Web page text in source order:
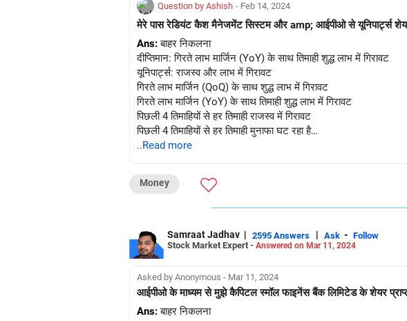
Question by Ashish - Feb 14, 2024
मेरे पास रेडियंट कैश मैनेजमेंट सिस्टम और amp; आईपीओ से यूनिपार्ट्स
Ans:बाहर निकलना
दीप्तिमान: गिरते लाभ मार्जिन (YoY) के साथ तिमाही शुद्ध लाभ में गिरावट
यूनिपार्ट्स: राजस्व और लाभ में गिरावट
गिरते लाभ मार्जिन (QoQ) के साथ शुद्ध लाभ में गिरावट
गिरते लाभ मार्जिन (YoY) के साथ तिमाही शुद्ध लाभ में गिरावट
पिछली 4 तिमाहियों से हर तिमाही राजस्व में गिरावट
पिछली 4 तिमाहियों से हर तिमाही मुनाफा घट रहा है
किए गए वित्तीय सलाहकार से परामर्श लें। उद्धृत प्रतिभूतियाँ केवल
एनआईएसएम से प्रमाणन किसी भी तरह से मध्यस्थ के प्रदर्शन की गारंटी नहीं
..Read more
Money
Samraat Jadhav | 2595 Answers | Ask - Follow
Stock Market Expert - Answered on Mar 11, 2024
Asked by Anonymous - Mar 11, 2024
आईपीओ के माध्यम से मुझे कैपिटल स्मॉल फाइनेंस बैंक लिमिटेड के शेयर
Ans:बाहर निकलना